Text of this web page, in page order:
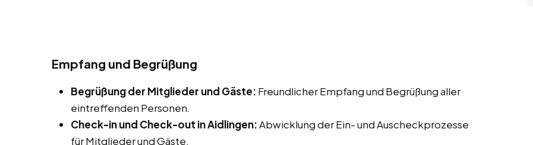
Empfang und Begrüßung
Begrüßung der Mitglieder und Gäste: Freundlicher Empfang und Begrüßung aller
eintreffenden Personen.
Check-in und Check-out in Aidlingen:Abwicklung der Ein- und Auscheckprozesse
für Mitglieder und Gäste.